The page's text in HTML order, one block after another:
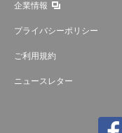
企業情報
プライバシーポリシー
ご利用規約
ニュースレター